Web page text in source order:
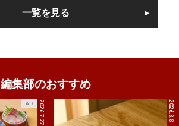
一覧を見る
編集部のおすすめ
2026.7.27
AD 2026.8.8